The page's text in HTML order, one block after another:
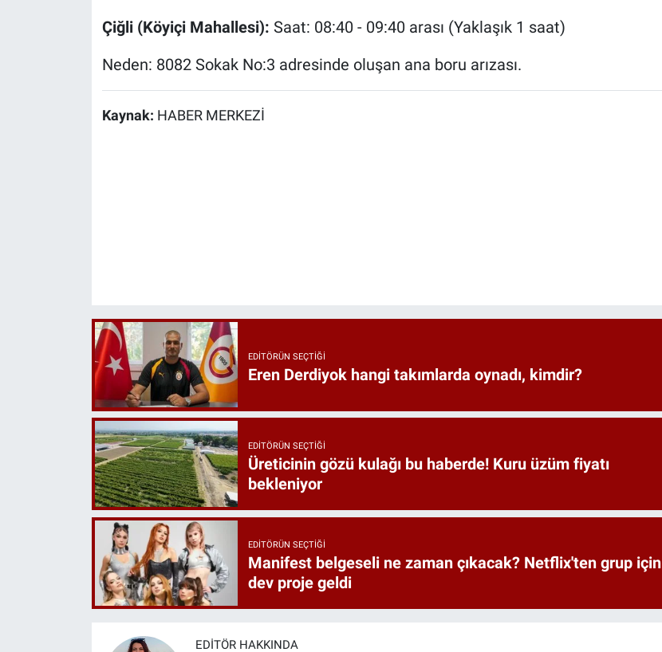
Çiğli (Köyiçi Mahallesi): Saat: 08:40 - 09:40 arası (Yaklaşık 1 saat)
Neden: 8082 Sokak No:3 adresinde oluşan ana boru arızası.
Kaynak: HABER MERKEZİ
EDITÖRÜN SEÇTIĞI
Eren Derdiyok hangi takımlarda oynadı, kimdir?
EDITÖRÜN SEÇTIĞI
Üreticinin gözü kulağı bu haberde! Kuru üzüm fiyatı
bekleniyor
EDITÖRÜN SEÇTIĞI
Manifest belgeseli ne zaman çıkacak? Netflix'ten grup için
dev proje geldi
EDITÖR HAKKINDA